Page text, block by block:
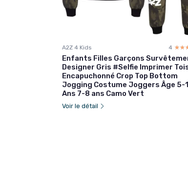
A2Z 4 Kids 4
Enfants Filles Garçons
Designer Gris #Selfie Imprimer
Encapuchonné Crop Top Bottom
Jogging Costume Joggers Âge 5-
Ans 7-8 ans Camo Vert
Voir le détail